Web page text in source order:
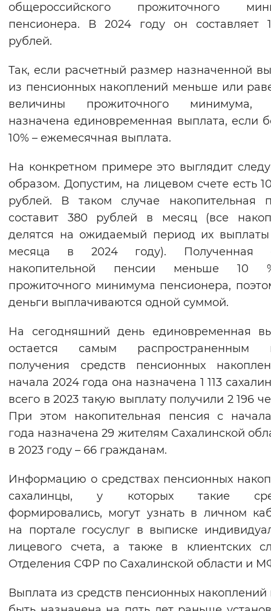
Звуковой ассистент
Воспроизвести
Вернуть стандартные настройки
общероссийского прожиточного
пенсионера. В 2024 году он составляет
рублей.
Так, если расчетный размер назначенной
из пенсионных накоплений меньше или
величины прожиточного минимума,
назначена единовременная выплата, если
10% – ежемесячная выплата.
На конкретном примере это выглядит
образом. Допустим, на лицевом счете есть
рублей. В таком случае накопительная
составит 380 рублей в месяц (все
делятся на ожидаемый период их
месяца в 2024 году). Полученная
накопительной пенсии меньше 10
прожиточного минимума пенсионера,
деньги выплачиваются одной суммой.
На сегодняшний день единовременная
остается самым распространенным
получения средств пенсионных
начала 2024 года она назначена 1 113
всего в 2023 такую выплату получили 2 196
При этом накопительная пенсия с
года назначена 29 жителям Сахалинской
в 2023 году – 66 гражданам.
Информацию о средствах пенсионных
сахалинцы, у которых такие
формировались, могут узнать в личном
на портале госуслуг в выписке
лицевого счета, а также в клиентских
Отделения СФР по Сахалинской области и
Выплата из средств пенсионных